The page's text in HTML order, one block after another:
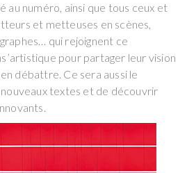
au numéro, ainsi que tous ceux et
et metteuses en scènes,
qui rejoignent ce
pour partager leur vision
débattre. Ce sera aussi le
textes et de découvrir